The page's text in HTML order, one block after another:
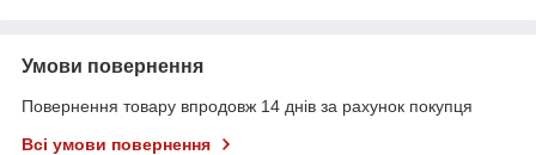
Умови повернення
Повернення товару впродовж 14 днів за рахунок покупця
Всі умови повернення